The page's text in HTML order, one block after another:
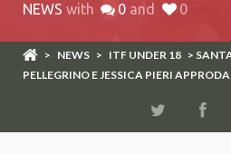
NEWS with 0 and 0
> NEWS > ITF UNDER 18 >
PELLEGRINO E JESSICA PIERI